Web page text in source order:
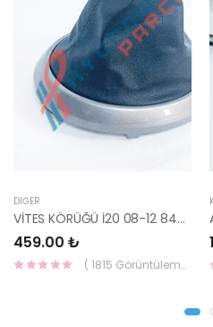
DIĞER
VİTES KÖRÜĞÜ İ20 08-12 84640-1J000-YS
459.00 ₺
( 1815 Görüntüleme )